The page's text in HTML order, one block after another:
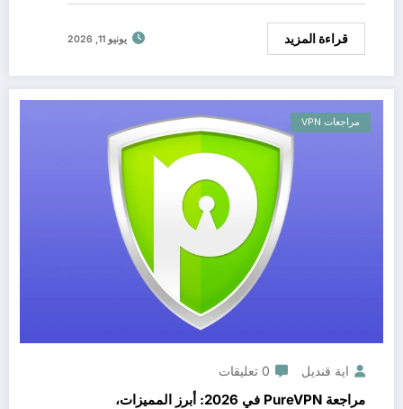
قراءة المزيد يونيو 11, 2026
مراجعات VPN
اية قنديل 0 تعليقات
مراجعة PureVPN في 2026: أبرز المميزات،